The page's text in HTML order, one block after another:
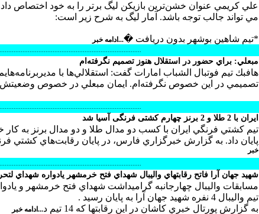
علي كريمي عنوان خشن‌ترين بازيكن ليگ برتر را به خود اختصاص
مي تواند جالب توجه باشد. آمار ليگ به شرح زير است:
*تيم شاهين بوشهر بدون دريافت �...ادامه خبر
مبعلي: براي حضور در استقلال هنوز تصميم نگرفته‌ام
هافبك تيم فوتبال الشباب امارات گفت: استقلالي‌ها با
تصميمي در اين خصوص نگرفته‌ام. ايمان مبعلي در خصوص وضعيتش
ايران با 2 طلا و 2 برنز چهارم کشتی فرنگی آسیا شد
تيم كشتي فرنگي ايران با كسب دو مدال طلا و دو مدال برنز به كار
پايان داد. به گزارش خبرگزاري فارس، در پايان رقابت‌هاي كشتي
خبر
شهيد جهان آرا فاتح رقابتهاي واليبال شهداي فتح خرمشهر يادواره شهداي
مسابقات واليبال چهارجانبه گراميداشت شهداي فتح خرمشهر و
تيم واليبال 4 نفره شهيد جهان آرا به پايان رسيد .
به گزارش پورتال خبري كاشان در اين رقابتها كه 14 تيم د
...ادامه خبر